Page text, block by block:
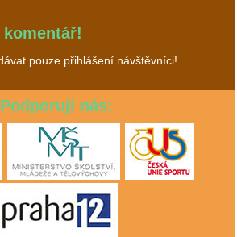
pouze přihlášení návštěvníci!
Podporují nás: